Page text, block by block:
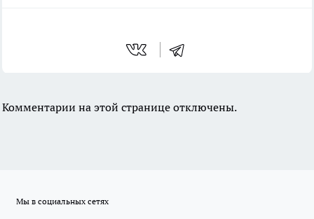
Комментарии на этой странице отключены.
Мы в социальных сетях